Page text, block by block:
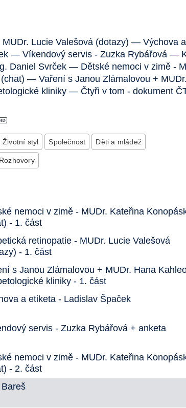
Lucie Valešová (dotazy) — Výchova a
— Víkendový servis - Zuzka Rybářová —
Daniel Svrček — Dětské nemoci v zimě -
— Vaření s Janou Zlámalovou + MUDr.
kliniky — Čtyři v tom - dokument
Životní styl Společnost Děti a mládež
Rozhovory
nemoci v zimě - MUDr. Kateřina
- 1. část
retinopatie - MUDr. Lucie Valešová
- 1. část
s Janou Zlámalovou + MUDr. Hana
kliniky - 1. část
a etiketa - Ladislav Špaček
servis - Zuzka Rybářová + anketa
nemoci v zimě - MUDr. Kateřina
- 2. část